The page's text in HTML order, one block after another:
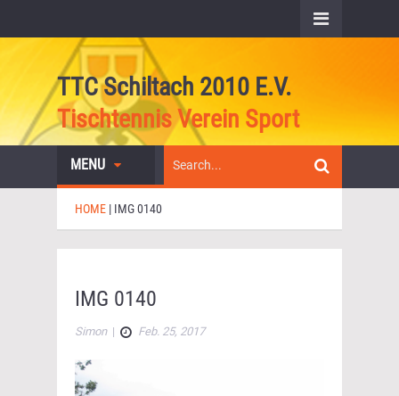
TTC Schiltach 2010 E.V.
Tischtennis Verein Sport
MENU
HOME | IMG 0140
IMG 0140
Simon| Feb. 25, 2017